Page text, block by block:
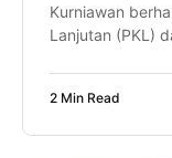
Kurniawan
Lanjutan (PKL)
masing-masing.
2 Min Read